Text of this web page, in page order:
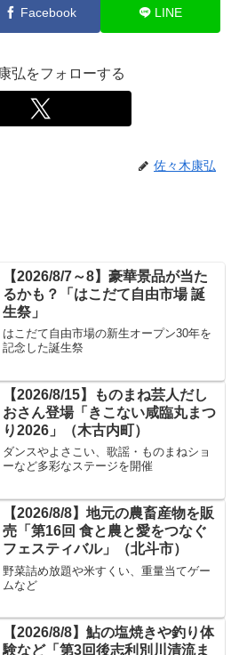
Facebook LINE
弘をフォローする
佐々木康弘
【2026/8/7～8】豪華景品が当た
るかも？「はこだて自由市場 誕
生祭」
はこだて自由市場の新生オープン30年を
記念した誕生祭
【2026/8/15】ものまね芸人だし
おさん登場「きこない咸臨丸まつ
り2026」（木古内町）
ダンスやよさこい、歌謡・ものまねショ
ーなど多彩なステージを開催
【2026/8/8】地元の農畜産物を販
売「第16回 食と農と愛をつなぐ
フェスティバル」（北斗市）
野菜詰め放題や米すくい、重量当てゲー
ムなど
【2026/8/8】鮎の塩焼きや釣り体
験など「第3回後志利別川清流ま